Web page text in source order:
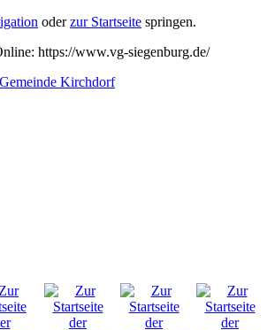
oderzur Startseite springen.
https://www.vg-siegenburg.de/